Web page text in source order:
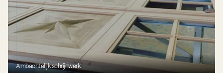
Ambachtelijk schrijnwerk